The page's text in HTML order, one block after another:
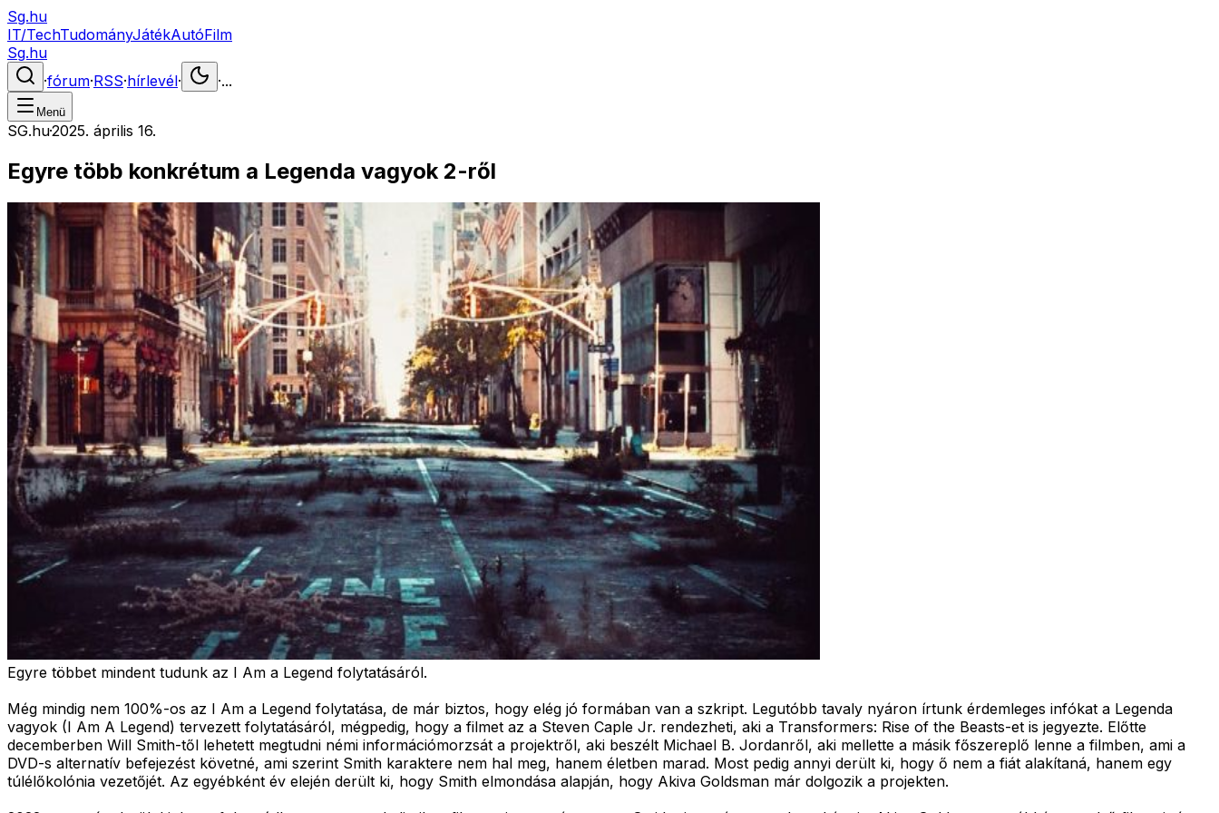
Sg.hu
IT/TechTudományJátékAutóFilm
Sg.hu
·fórum·RSS·hírlevél· ·...
Menü
SG.hu·2025. április 16.
Egyre több konkrétum a Legenda vagyok 2-ről
Egyre többet mindent tudunk az I Am a Legend folytatásáról.
Még mindig nem 100%-os az I Am a Legend folytatása, de már biztos, hogy elég jó formában van a szkript. Legutóbb tavaly nyáron írtunk érdemleges infókat a Legenda
vagyok (I Am A Legend) tervezett folytatásáról, mégpedig, hogy a filmet az a Steven Caple Jr. rendezheti, aki a Transformers: Rise of the Beasts-et is jegyezte. Előtte
decemberben Will Smith-től lehetett megtudni némi információmorzsát a projektről, aki beszélt Michael B. Jordanről, aki mellette a másik főszereplő lenne a filmben, ami a
DVD-s alternatív befejezést követné, ami szerint Smith karaktere nem hal meg, hanem életben marad. Most pedig annyi derült ki, hogy ő nem a fiát alakítaná, hanem egy
túlélőkolónia vezetőjét. Az egyébként év elején derült ki, hogy Smith elmondása alapján, hogy Akiva Goldsman már dolgozik a projekten.